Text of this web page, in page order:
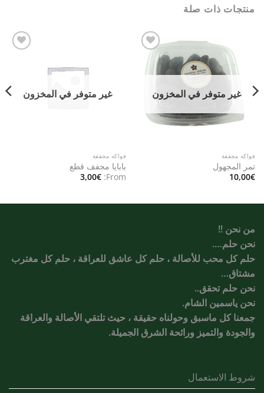
منتجات ذات صلة
Add to
wishlist
غير متوفر في المخزون
فواكه مجففة
تمر المجهول
10,00€
غير متوفر في المخزون
فواكه مجففة
بابايا مجفف قطع
From:
3,00€
من نحن !!
نحن حلم….
حلم كل محب للأصالة ، حلم كل عاشق للعراقة ، حلم كل مغترب
مشتاق…
نحن حلم تحقق..
نحن ياسمين الشام.
جمعنا كل ماسبق وحولناه حقيقة ، حيث تلتقي الأصالة والعراقة
والجودة والتميز ورائحة الشرق الجميلة.
شروط الاستعمال